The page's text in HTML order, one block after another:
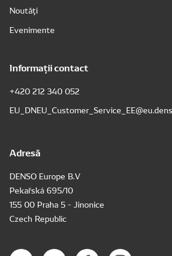
Noutăți
Evenimente
Informații contact
+420 212 340 052
Adresă
DENSO Europe B.V
Pekařská 695/10
155 00 Praha 5 - Jinonice
Czech Republic